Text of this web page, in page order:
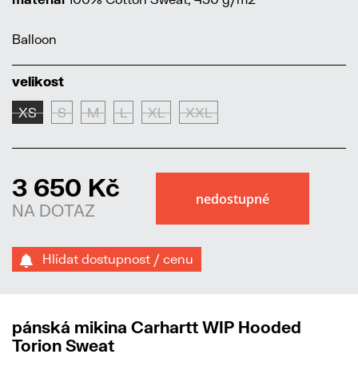
Balloon
velikost
XS S M L XL XXL
3 650 Kč
NA DOTAZ
Hlídat dostupnost / cenu
pánská mikina Carhartt WIP Hooded
Torion Sweat